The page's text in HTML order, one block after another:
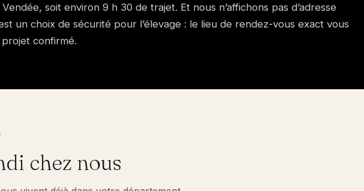
soit environ 9 h 30 de trajet. Et nous n’affichons pas d’adresse
un choix de sécurité pour l’élevage : le lieu de rendez-vous exact vous
confirmé.
chez nous